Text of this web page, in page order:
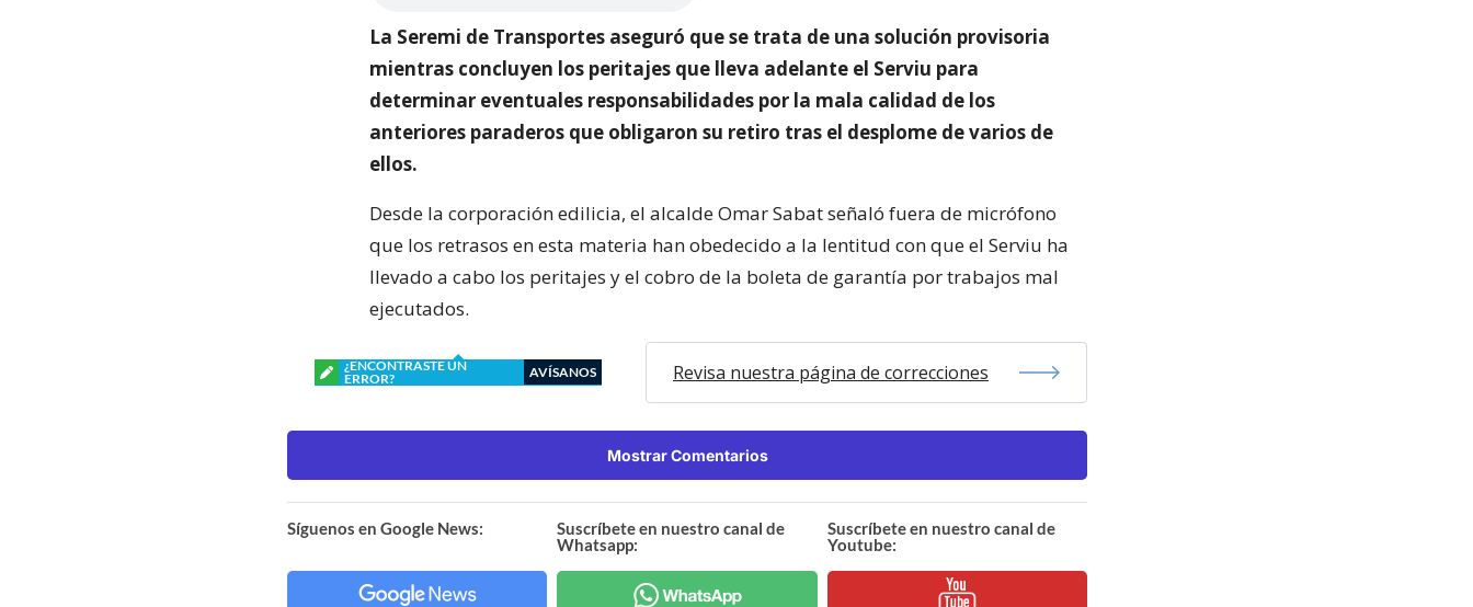
La Seremi de Transportes aseguró que se trata de una solución provisoria
mientras concluyen los peritajes que lleva adelante el Serviu para
determinar eventuales responsabilidades por la mala calidad de los
anteriores paraderos que obligaron su retiro tras el desplome de varios de
ellos.
Desde la corporación edilicia, el alcalde Omar Sabat señaló fuera de micrófono
que los retrasos en esta materia han obedecido a la lentitud con que el Serviu ha
llevado a cabo los peritajes y el cobro de la boleta de garantía por trabajos mal
ejecutados.
¿ENCONTRASTE UN
ERROR?
AVÍSANOS Revisa nuestra página de correcciones
Mostrar Comentarios
Síguenos en Google News:
Suscríbete en nuestro canal de
Whatsapp:
Suscríbete en nuestro canal de
Youtube: